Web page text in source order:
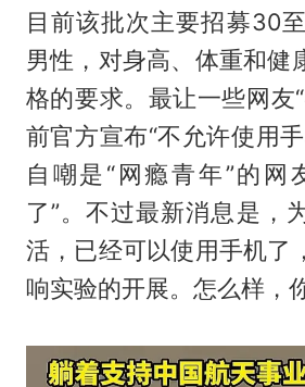
目前该批次主要招募30
男性，对身高、体重和健
格的要求。最让一些网友
前官方宣布“不允许使用
自嘲是“网瘾青年”的网
了”。不过最新消息是，
活，已经可以使用手机了
响实验的开展。怎么样，